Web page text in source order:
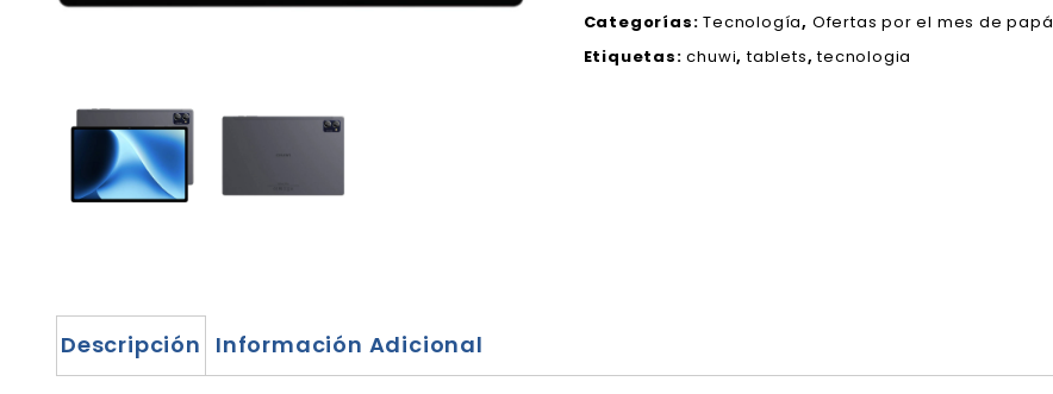
Categorías:Tecnología, Ofertas por el mes de papá
Etiquetas:chuwi,tablets,tecnologia
Descripción Información Adicional